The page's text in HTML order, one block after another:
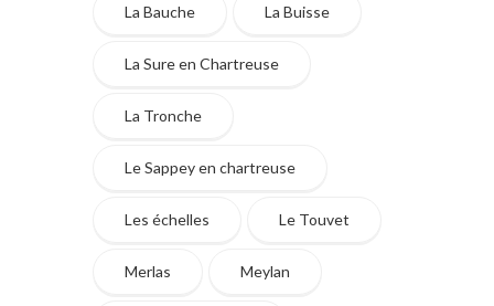
La Bauche La Buisse
La Sure en Chartreuse
La Tronche
Le Sappey en chartreuse
Les échelles Le Touvet
Merlas Meylan